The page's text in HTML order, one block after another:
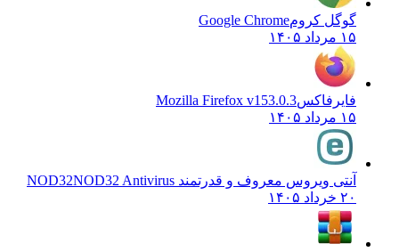
گوگل کرومGoogle Chrome
۱۵ مرداد ۱۴۰۵
فایرفاکسMozilla Firefox v153.0.3
۱۵ مرداد ۱۴۰۵
آنتی ویروس معروف و قدرتمند NOD32 NOD32 Antivirus
۲۰ خرداد ۱۴۰۵